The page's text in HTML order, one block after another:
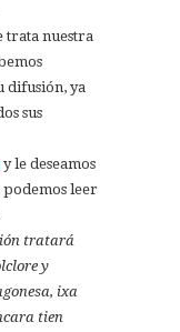
trata nuestra
difusión, ya
sus
y le deseamos
podemos leer
tratará
y
ixa
tien